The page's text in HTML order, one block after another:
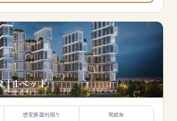
1ベッド
想定表面利回り 完成年